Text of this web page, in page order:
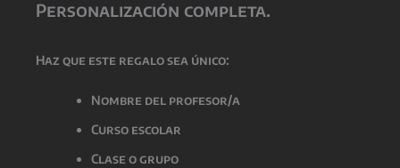
Personalización completa.
Haz que este regalo sea único:
Nombre del profesor/a
Curso escolar
Clase o grupo